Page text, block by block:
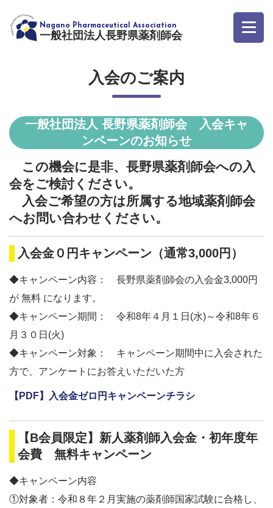
一般社団法人長野県薬剤師会
入会のご案内
一般社団法人 長野県薬剤師会 入会キャ
ンペーンのお知らせ
この機会に是非、長野県薬剤師会への入
会をご検討ください。
入会ご希望の方は所属する地域薬剤師会
へお問い合わせください。
入会金０円キャンペーン（通常3,000円）
◆キャンペーン内容： 長野県薬剤師会の入会金3,000円
が 無料 になります。
◆キャンペーン期間： 令和8年４月１日(水)～令和8年６
月３０日(火)
◆キャンペーン対象： キャンペーン期間中に入会された
方で、アンケートにお答えいただいた方
【PDF】入会金ゼロ円キャンペーンチラシ
【B会員限定】新人薬剤師入会金・初年度年
会費 無料キャンペーン
◆キャンペーン内容
①対象者：令和８年２月実施の薬剤師国家試験に合格し、